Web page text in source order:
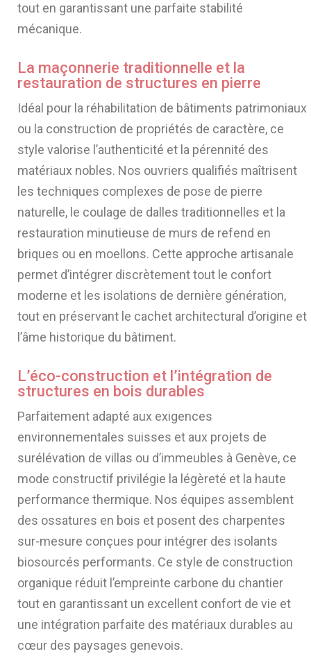
tout en garantissant une parfaite stabilité
mécanique.
La maçonnerie traditionnelle et la
restauration de structures en pierre
Idéal pour la réhabilitation de bâtiments patrimoniaux
ou la construction de propriétés de caractère, ce
style valorise l’authenticité et la pérennité des
matériaux nobles. Nos ouvriers qualifiés maîtrisent
les techniques complexes de pose de pierre
naturelle, le coulage de dalles traditionnelles et la
restauration minutieuse de murs de refend en
briques ou en moellons. Cette approche artisanale
permet d’intégrer discrètement tout le confort
moderne et les isolations de dernière génération,
tout en préservant le cachet architectural d’origine et
l’âme historique du bâtiment.
L’éco-construction et l’intégration de
structures en bois durables
Parfaitement adapté aux exigences
environnementales suisses et aux projets de
surélévation de villas ou d’immeubles à Genève, ce
mode constructif privilégie la légèreté et la haute
performance thermique. Nos équipes assemblent
des ossatures en bois et posent des charpentes
sur-mesure conçues pour intégrer des isolants
biosourcés performants. Ce style de construction
organique réduit l’empreinte carbone du chantier
tout en garantissant un excellent confort de vie et
une intégration parfaite des matériaux durables au
cœur des paysages genevois.